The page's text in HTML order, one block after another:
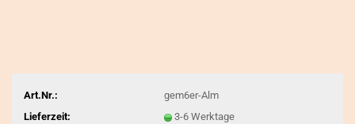
Art.Nr.:
gem6er-Alm
Lieferzeit:
3-6 Werktage